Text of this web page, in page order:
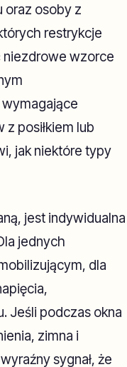
oraz osoby z
restrykcje
niezdrowe wzorce
posiłkiem lub
jak niektóre typy
jest indywidualna
jednych
dla
Jeśli podczas okna
zimna i
sygnał, że